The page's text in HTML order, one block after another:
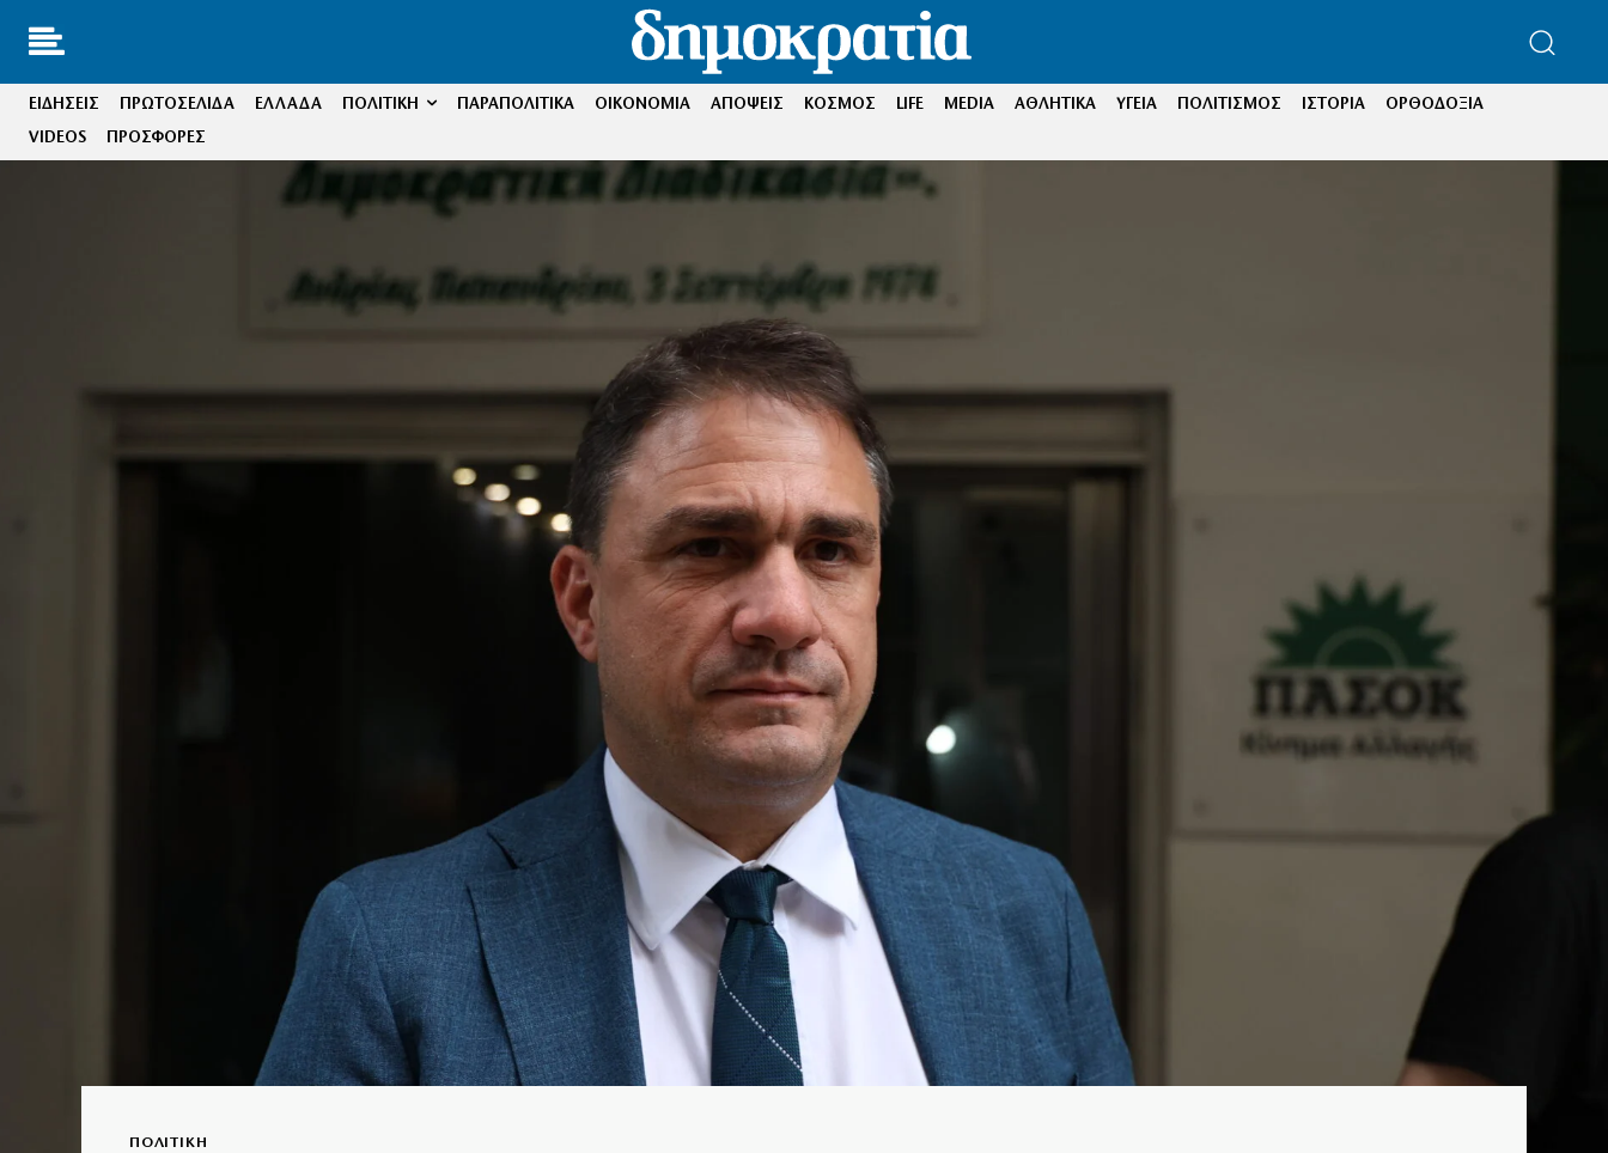
ΕΙΔΗΣΕΙΣ ΠΡΩΤΟΣΕΛΙΔΑ ΕΛΛΑΔΑ ΠΟΛΙΤΙΚΗ ΠΑΡΑΠΟΛΙΤΙΚΑ ΟΙΚΟΝΟΜΙΑ ΑΠΟΨΕΙΣ ΚΟΣΜΟΣ LIFE MEDIA ΑΘΛΗΤΙΚΑ ΥΓΕΙΑ ΠΟΛΙΤΙΣΜΟΣ ΙΣΤΟΡΙΑ
ΟΡΘΟΔΟΞΙΑ
VIDEOS
ΠΡΟΣΦΟΡΕΣ
ΠΟΛΙΤΙΚΗ